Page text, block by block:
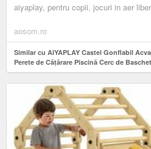
aiyaplay, pentru copii, jocuri in aer
aosom.ro
Similar cu AIYAPLAY Castel Gonflabil
Perete de Cățărare Piscină Cerc de
Romania